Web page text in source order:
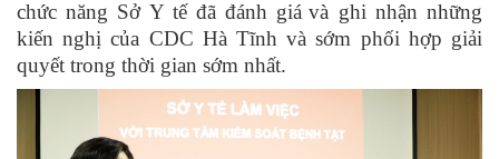
chức năng Sở Y tế đãđánh giá và ghi nhận những
kiến nghị của CDC Hà Tĩnh và sớm phối hợp giải
quyết trong thời gian sớm nhất.